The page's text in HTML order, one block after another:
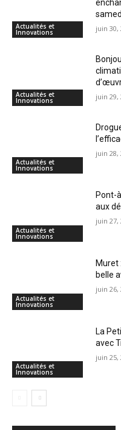
Actualités et
Innovations juin 30,
Actualités et
Innovations juin 29,
Actualités et
Innovations
juin 28,
Actualités et
Innovations
Pont-
aux
juin 27,
Actualités et
Innovations
Muret
belle
juin 26,
Actualités et
Innovations
La
avec
juin 25,